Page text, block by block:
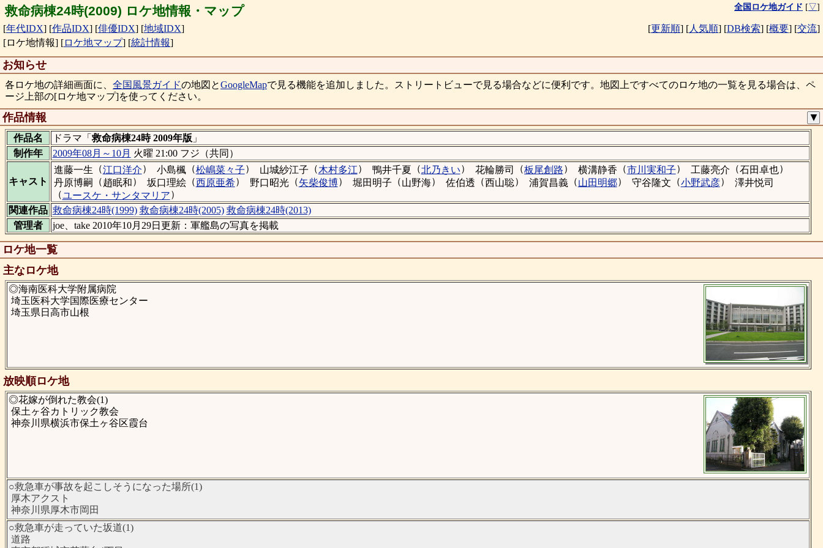
救命病棟24時(2009) ロケ地情報・マップ 全国ロケ地ガイド [▽]
[年代IDX] [作品IDX] [俳優IDX] [地域IDX] [更新順] [人気順] [DB検索] [概要] [交流]
[ロケ地情報] [ロケ地マップ] [統計情報]
お知らせ
各ロケ地の詳細画面に、 全国風景ガイドの地図とGoogleMapで見る機能を追加しました。ストリートビューで見る場合などに便利です。地図上ですべてのロケ地の一覧を見る場合は、ペ
ージ上部の[ロケ地マップ]を使ってください。
作品情報 ▼
作品名 ドラマ「救命病棟24時 2009年版 」
制作年
2009年08月～10月 火曜 21:00 フジ（共同）
キャスト
進藤一生 （江口洋介） 小島楓 （松嶋菜々子） 山城紗江子 （木村多江） 鴨井千夏 （北乃きい） 花輪勝司 （板尾創路） 横溝静香 （市川実和子） 工藤亮介 （石田卓也）
丹原博嗣 （趙眠和） 坂口理絵（西原亜希） 野口昭光（矢柴俊博） 堀田明子 （山野海） 佐伯透 （西山聡） 浦賀昌義（山田明郷） 守谷隆文 （小野武彦）
澤井悦司
（ユースケ・サンタマリア）
関連作品 救命病棟24時(1999) 救命病棟24時(2005) 救命病棟24時(2013)
管理者
joe、take 2010年10月29日更新：軍艦島の写真を掲載
ロケ地一覧
主なロケ地
◎海南医科大学附属病院
埼玉医科大学国際医療センター
埼玉県日高市山根
放映順ロケ地
◎花嫁が倒れた教会(1)
保土ヶ谷カトリック教会
神奈川県横浜市保土ヶ谷区霞台
○救急車が事故を起こしそうになった場所(1)
厚木アクスト
神奈川県厚木市岡田
○救急車が走っていた坂道(1)
道路